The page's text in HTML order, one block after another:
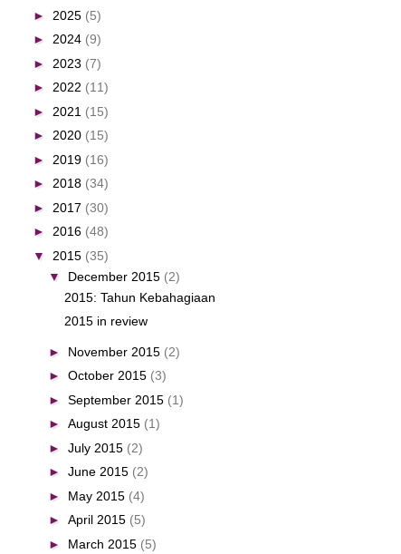
► 2025 (5)
► 2024 (9)
► 2023 (7)
► 2022 (11)
► 2021 (15)
► 2020 (15)
► 2019 (16)
► 2018 (34)
► 2017 (30)
► 2016 (48)
▼ 2015 (35)
▼ December 2015 (2)
2015: Tahun Kebahagiaan
2015 in review
► November 2015 (2)
► October 2015 (3)
► September 2015 (1)
► August 2015 (1)
► July 2015 (2)
► June 2015 (2)
► May 2015 (4)
► April 2015 (5)
► March 2015 (5)